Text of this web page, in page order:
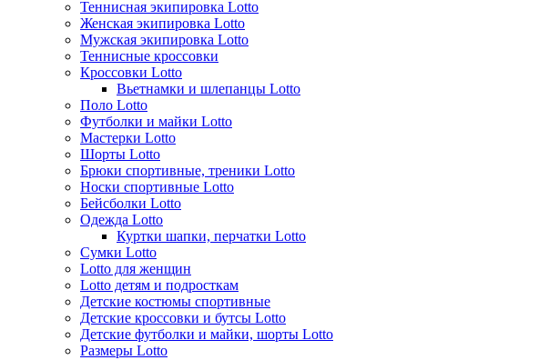
Теннисная экипировка Lotto
Женская экипировка Lotto
Мужская экипировка Lotto
Теннисные кроссовки
Кроссовки Lotto
Вьетнамки и шлепанцы Lotto
Поло Lotto
Футболки и майки Lotto
Мастерки Lotto
Шорты Lotto
Брюки спортивные, треники Lotto
Носки спортивные Lotto
Бейсболки Lotto
Одежда Lotto
Куртки шапки, перчатки Lotto
Сумки Lotto
Lotto для женщин
Lotto детям и подросткам
Детские костюмы спортивные
Детские кроссовки и бутсы Lotto
Детские футболки и майки, шорты Lotto
Размеры Lotto